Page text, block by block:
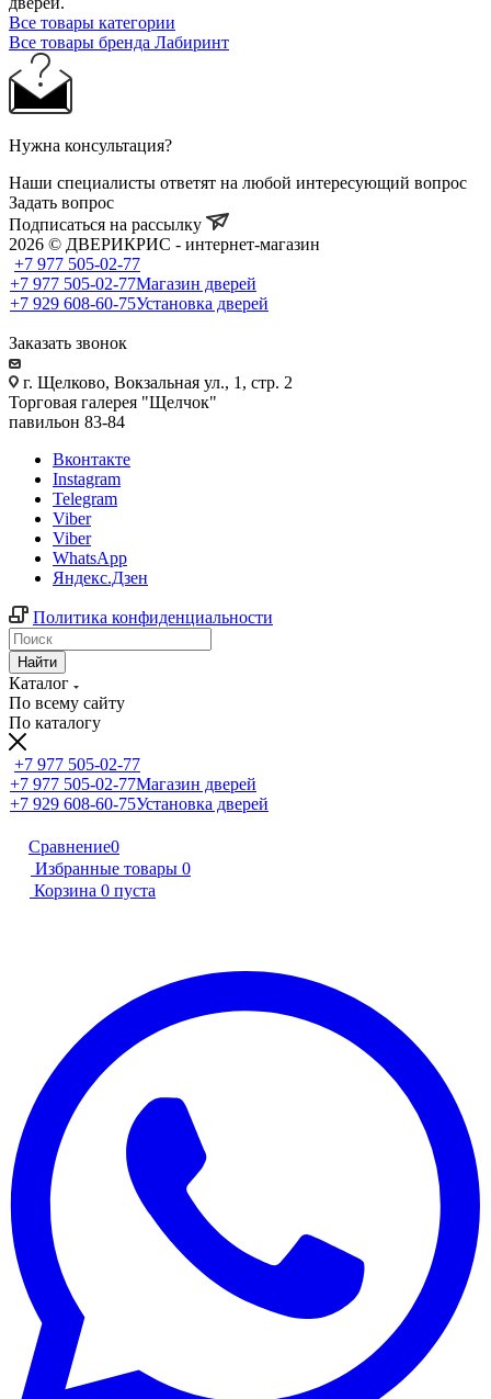
Все товары категории
Все товары бренда Лабиринт
Нужна консультация?
Наши специалисты ответят на любой интересующий вопрос
Задать вопрос
Подписаться на рассылку
2026 © ДВЕРИКРИС - интернет-магазин
+7 977 505-02-77
+7 977 505-02-77Магазин дверей
+7 929 608-60-75Установка дверей
Заказать звонок
г. Щелково, Вокзальная ул., 1, стр. 2
Торговая галерея "Щелчок"
павильон 83-84
Вконтакте
Instagram
Telegram
Viber
Viber
WhatsApp
Яндекс.Дзен
Политика конфиденциальности
Найти
Каталог
По всему сайту
По каталогу
+7 977 505-02-77
+7 977 505-02-77Магазин дверей
+7 929 608-60-75Установка дверей
Сравнение0
Избранные товары 0
Корзина 0 пуста